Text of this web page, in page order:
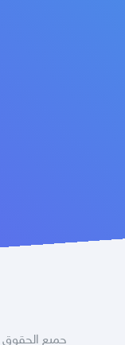
جميع